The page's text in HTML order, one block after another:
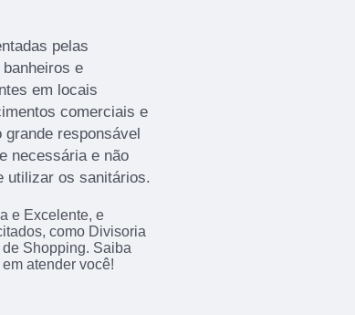
pelas
e
em locais
comerciais e
responsável
necessária e não
utilizar os sanitários.
e Excelente, e
como Divisoria
Shopping. Saiba
atender você!